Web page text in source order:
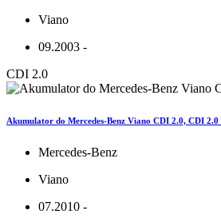
Viano
09.2003 -
CDI 2.0
Akumulator do Mercedes-Benz Viano CDI 2.0, CDI
Mercedes-Benz
Viano
07.2010 -